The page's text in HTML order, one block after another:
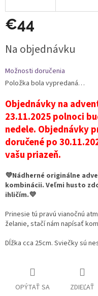
€44
cena:
Na objednávku
Možnosti doručenia
Položka bola vypredaná…
Objednávky na
23.11.2025 polnoci
nedele. Objednávky
doručené po
vašu priazeň.
💜Nádherné originálne
kombinácii. Veľmi husto
ihličím.💜
Prinesie tú pravú vianočnú
želanie, stačí nám napísať
Dĺžka cca 25cm. Sviečky sú
OPÝTAŤ SA ZDIEĽAŤ